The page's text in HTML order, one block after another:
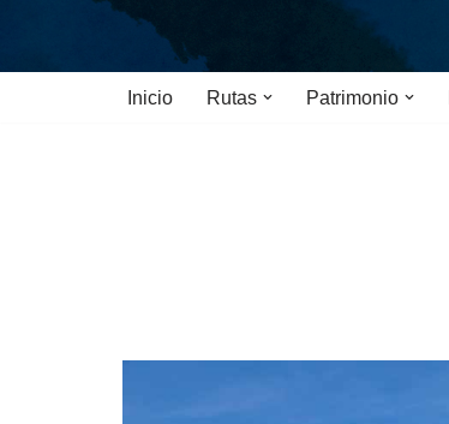
Inicio Rutas Patrimonio